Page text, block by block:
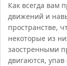
Как всегда вам
движений и
пространстве,
некоторые из
заостренными
двигаются,